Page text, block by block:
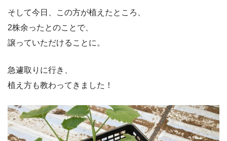
そして今日、この方が植えたところ、
2株余ったとのことで、
譲っていただけることに。
急遽取りに行き、
植え方も教わってきました！